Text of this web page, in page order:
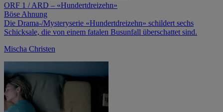
ORF 1 / ARD – «Hundertdreizehn»
Böse Ahnung
Die Drama-/Mysteryserie «Hundertdreizehn» schildert sechs
Schicksale, die von einem fatalen Busunfall überschattet sind.
Mischa Christen